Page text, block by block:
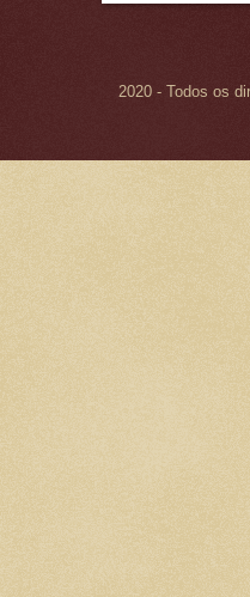
2020 - Todos os